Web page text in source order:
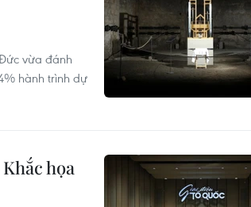
vừa đánh
hành trình dự
họa